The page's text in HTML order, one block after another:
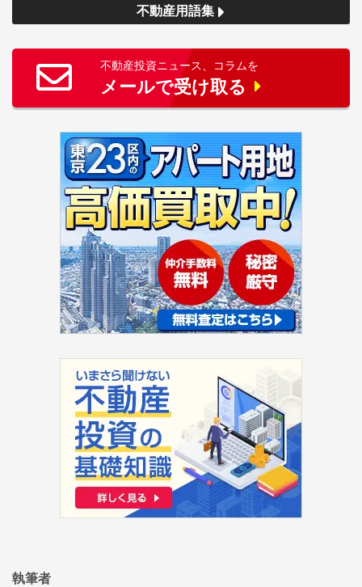
不動産用語集
不動産投資ニュース、コラムを
メールで受け取る
執筆者